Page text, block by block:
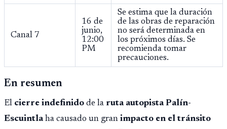
Canal 7
16 de
junio,
12:00
PM
Se estima que la duración
de las obras de reparación
no será determinada en
los próximos días. Se
recomienda tomar
precauciones.
En resumen
El cierre indefinido de la ruta autopista Palín-
Escuintlaha causado un gran impacto en el tránsito